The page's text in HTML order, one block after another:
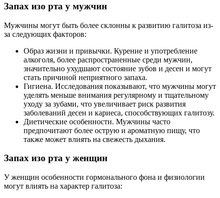
Запах изо рта у мужчин
Мужчины могут быть более склонны к развитию галитоза из-
за следующих факторов:
Образ жизни и привычки. Курение и употребление
алкоголя, более распространенные среди мужчин,
значительно ухудшают состояние зубов и десен и могут
стать причиной неприятного запаха.
Гигиена. Исследования показывают, что мужчины могут
уделять меньше внимания регулярному и тщательному
уходу за зубами, что увеличивает риск развития
заболеваний десен и кариеса, способствующих галитозу.
Диетические особенности. Мужчины часто
предпочитают более острую и ароматную пищу, что
также может влиять на свежесть дыхания.
Запах изо рта у женщин
У женщин особенности гормонального фона и физиологии
могут влиять на характер галитоза: